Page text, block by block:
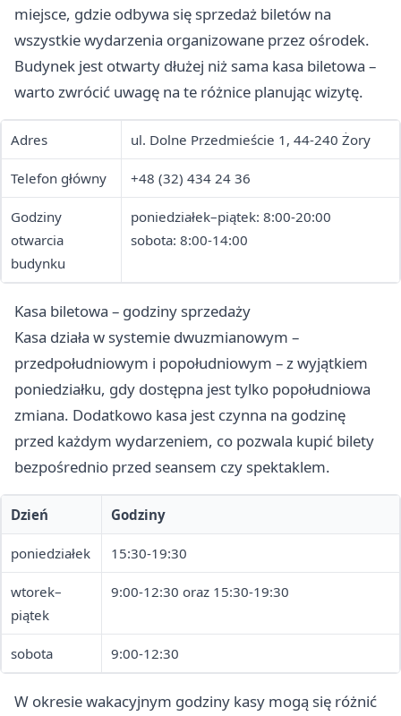
miejsce, gdzie odbywa się sprzedaż biletów na
wszystkie wydarzenia organizowane przez ośrodek.
Budynek jest otwarty dłużej niż sama kasa biletowa –
warto zwrócić uwagę na te różnice planując wizytę.
Adres ul. Dolne Przedmieście 1, 44-240 Żory
Telefon główny +48 (32) 434 24 36
Godziny
otwarcia
budynku
poniedziałek–piątek: 8:00-20:00
sobota: 8:00-14:00
Kasa biletowa – godziny sprzedaży
Kasa działa w systemie dwuzmianowym –
przedpołudniowym i popołudniowym – z wyjątkiem
poniedziałku, gdy dostępna jest tylko popołudniowa
zmiana. Dodatkowo kasa jest czynna na godzinę
przed każdym wydarzeniem, co pozwala kupić bilety
bezpośrednio przed seansem czy spektaklem.
Dzień Godziny
poniedziałek 15:30-19:30
wtorek–
piątek
9:00-12:30 oraz 15:30-19:30
sobota 9:00-12:30
W okresie wakacyjnym godziny kasy mogą się różnić